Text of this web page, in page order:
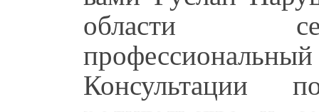
области
Консультации